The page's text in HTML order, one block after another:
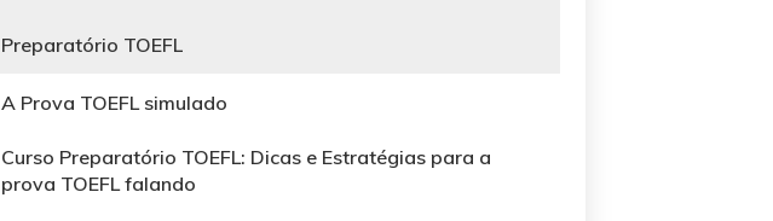
Preparatório TOEFL
A Prova TOEFL simulado
Curso Preparatório TOEFL: Dicas e Estratégias para a
prova TOEFL falando